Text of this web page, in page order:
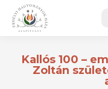
Kallós 100 –
Zoltán